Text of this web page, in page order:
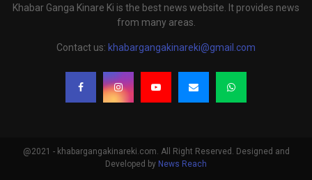
Khabar Ganga Kinare Ki is the best news website. It provides news
from many areas.
Contact us: khabargangakinareki@gmail.com
@2021 - khabargangakinareki.com. All Right Reserved. Designed and
Developed by News Reach